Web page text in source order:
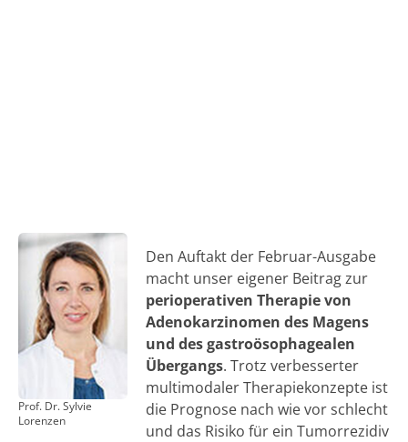
Prof. Dr. Sylvie
Lorenzen
Den Auftakt der Februar-Ausgabe
macht unser eigener Beitrag zur
perioperativen Therapie von
Adenokarzinomen des Magens
und des gastroösophagealen
Übergangs. Trotz verbesserter
multimodaler Therapiekonzepte ist
die Prognose nach wie vor schlecht
und das Risiko für ein Tumorrezidiv